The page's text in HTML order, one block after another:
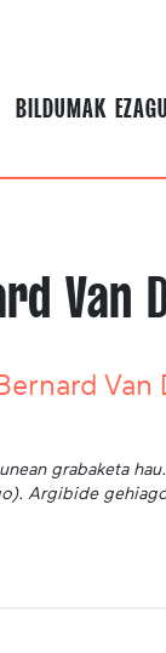
BILDUMAK
Van
Van
grabaketa
Argibide